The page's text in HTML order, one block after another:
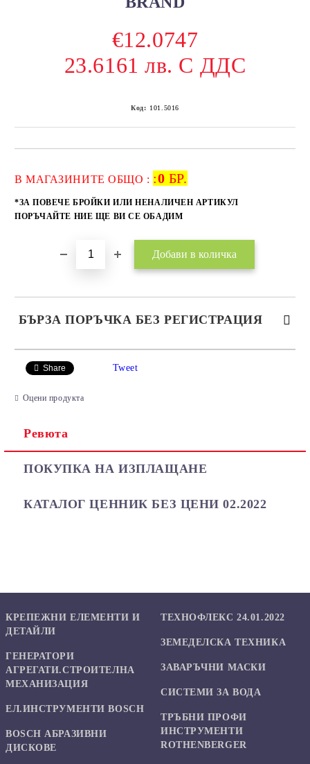
€12.0747
23.6161 лв. С ДДС
Код: 101.5016
В МАГАЗИНИТЕ ОБЩО : :0 БР.
*ЗА ПОВЕЧЕ БРОЙКИ ИЛИ НЕНАЛИЧЕН АРТИКУЛ
ПОРЪЧАЙТЕ НИЕ ЩЕ ВИ СЕ ОБАДИМ
БЪРЗА ПОРЪЧКА БЕЗ РЕГИСТРАЦИЯ
Ние ще се свържем с вас в рамките на работния ден.
Share Tweet
Оцени продукта
Ревюта
ПОКУПКА НА ИЗПЛАЩАНЕ
КАТАЛОГ ЦЕННИК БЕЗ ЦЕНИ 02.2022
КРЕПЕЖНИ ЕЛЕМЕНТИ И
ДЕТАЙЛИ
ГЕНЕРАТОРИ
АГРЕГАТИ.СТРОИТЕЛНА
МЕХАНИЗАЦИЯ
ЕЛ.ИНСТРУМЕНТИ BOSCH
BOSCH АБРАЗИВНИ
ДИСКОВЕ
ТЕХНОФЛЕКС 24.01.2022
ЗЕМЕДЕЛСКА ТЕХНИКА
ЗАВАРЪЧНИ МАСКИ
СИСТЕМИ ЗА ВОДА
ТРЪБНИ ПРОФИ
ИНСТРУМЕНТИ
ROTHENBERGER